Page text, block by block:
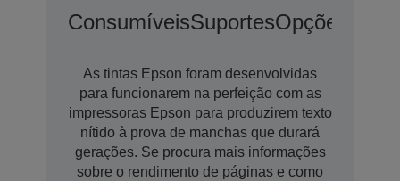
ConsumíveisSuportesOpções
As tintas Epson foram desenvolvidas
para funcionarem na perfeição com as
impressoras Epson para produzirem texto
nítido à prova de manchas que durará
gerações. Se procura mais informações
sobre o rendimento de páginas e como